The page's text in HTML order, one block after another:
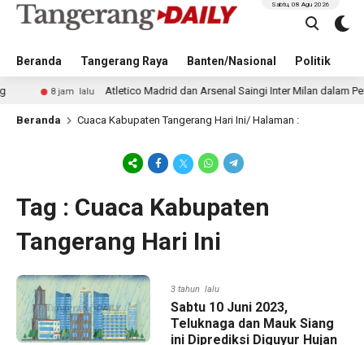
Beranda Tangerang Raya Banten/Nasional Politik
Sabtu, 08 Agu 2026
8 jam lalu Atletico Madrid dan Arsenal Saingi Inter Milan dalam Perburuan
Beranda Cuaca Kabupaten Tangerang Hari Ini/ Halaman :
Tag : Cuaca Kabupaten
Tangerang Hari Ini
3 tahun lalu
Sabtu 10 Juni 2023,
Teluknaga dan Mauk Siang
ini Diprediksi Diguyur Hujan